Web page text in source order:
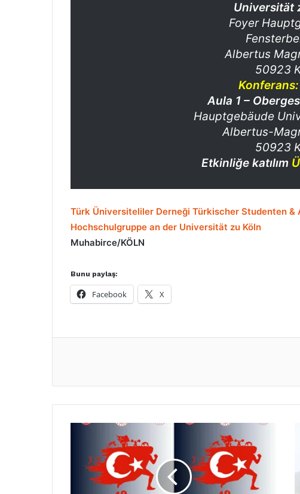
Universität
Foyer
Albertus
50923
Aula 1 –
Hauptgebäude
Albertus-
50923
Etkinliğe katılım
Türk Üniversiteliler Derneği Türkischer Studenten
Hochschulgruppe an der Universität zu Köln
Muhabirce/KÖLN
Bunu paylaş:
Facebook X